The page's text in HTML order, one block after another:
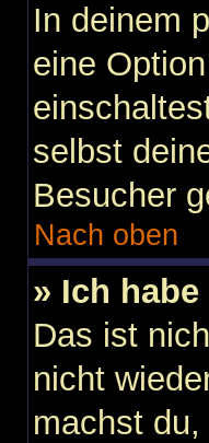
In deinem
eine
selbst
Besucher
Nach oben
» Ich
Das ist
nicht
machst